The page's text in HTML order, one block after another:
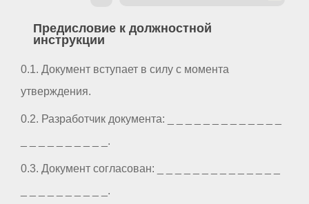
Предисловие к должностной
инструкции
0.1. Документ вступает в силу с момента
утверждения.
0.2. Разработчик документа: _ _ _ _ _ _ _ _ _ _ _ _ _
_ _ _ _ _ _ _ _ _ _.
0.3. Документ согласован: _ _ _ _ _ _ _ _ _ _ _ _ _ _
_ _ _ _ _ _ _ _ _ _.